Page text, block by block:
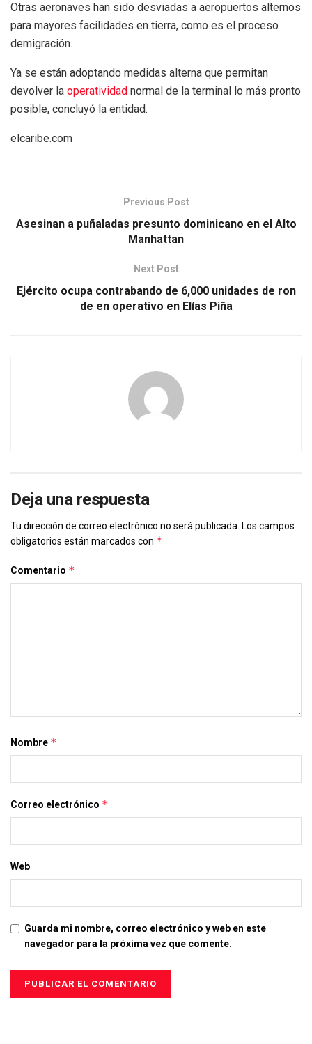
Otras aeronaves han sido desviadas a aeropuertos alternos
para mayores facilidades en tierra, como es el proceso
demigración.
Ya se están adoptando medidas alterna que permitan
devolver la operatividad normal de la terminal lo más pronto
posible, concluyó la entidad.
elcaribe.com
Previous Post
Asesinan a puñaladas presunto dominicano en el Alto
Manhattan
Next Post
Ejército ocupa contrabando de 6,000 unidades de ron
de en operativo en Elías Piña
Deja una respuesta
Tu dirección de correo electrónico no será publicada. Los campos
obligatorios están marcados con *
Comentario *
Nombre *
Correo electrónico *
Web
Guarda mi nombre, correo electrónico y web en este
navegador para la próxima vez que comente.